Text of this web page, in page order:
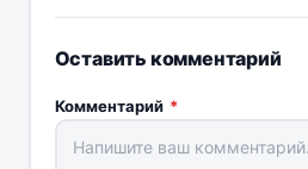
Оставить комментарий
Комментарий *